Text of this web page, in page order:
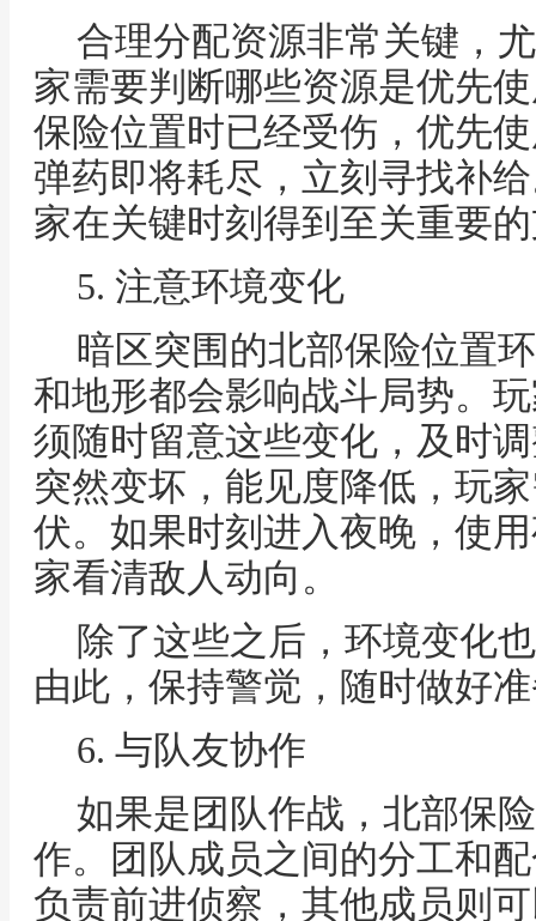
合理分配资源非常关键，
家需要判断哪些资源是优先
保险位置时已经受伤，优先
弹药即将耗尽，立刻寻找补
家在关键时刻得到至关重要
5. 注意环境变化
暗区突围的北部保险位置
和地形都会影响战斗局势。
须随时留意这些变化，及时
突然变坏，能见度降低，玩
伏。如果时刻进入夜晚，使
家看清敌人动向。
除了这些之后，环境变化
由此，保持警觉，随时做好
6. 与队友协作
如果是团队作战，北部保
作。团队成员之间的分工和
负责前进侦察，其他成员则